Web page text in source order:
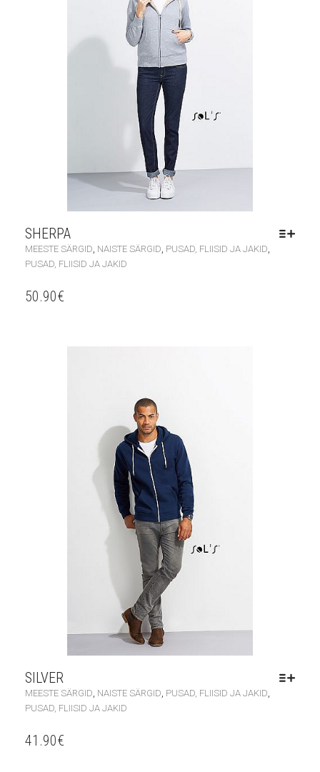
SHERPA
MEESTE SÄRGID NAISTE SÄRGID PUSAD, FLIISID JA JAKID
PUSAD, FLIISID JA JAKID
50.90€
SILVER
MEESTE SÄRGID NAISTE SÄRGID PUSAD, FLIISID JA JAKID
PUSAD, FLIISID JA JAKID
41.90€